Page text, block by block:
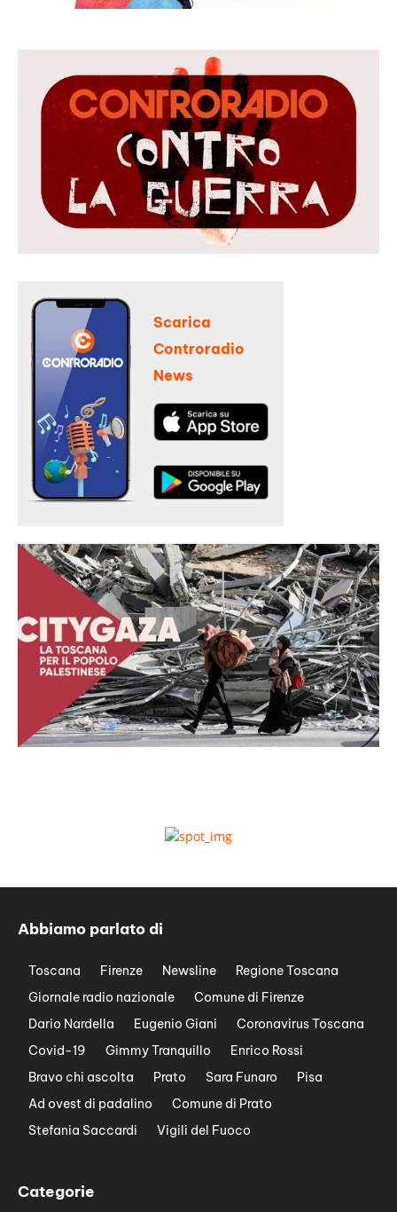
Scarica
Controradio
News
Abbiamo parlato di
Toscana Firenze Newsline
Regione Toscana
Giornale radio nazionale
Comune di Firenze
Dario Nardella
Eugenio Giani
Coronavirus Toscana
Covid-19
Gimmy Tranquillo
Enrico Rossi
Bravo chi ascolta
Prato Sara Funaro
Pisa
Ad ovest di padalino
Comune di Prato
Stefania Saccardi
Vigili del Fuoco
Categorie